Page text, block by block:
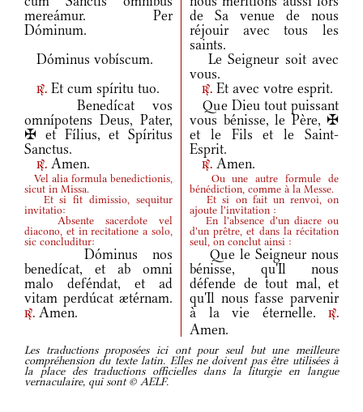
mereámur. Per
Dóminum.
de Sa venue de nous
réjouir avec tous les
saints.
Dóminus vobíscum.
Le Seigneur soit avec
vous.
r. Et cum spíritu tuo. r. Et avec votre esprit.
Benedícat vos
omnípotens Deus, Pater,
✠ et Fílius, et Spíritus
Sanctus.
Que Dieu tout puissant
vous bénisse, le Père, ✠
et le Fils et le Saint-
Esprit.
r. Amen. r. Amen.
Vel alia formula benedictionis,
sicut in Missa.
Ou une autre formule de
bénédiction, comme à la Messe.
Et si fit dimissio, sequitur
invitatio:
Et si on fait un renvoi, on
ajoute l'invitation :
Absente sacerdote vel
diacono, et in recitatione a solo,
sic concluditur:
En l'absence d'un diacre ou
d'un prêtre, et dans la récitation
seul, on conclut ainsi :
Dóminus nos
benedícat, et ab omni
malo deféndat, et ad
vitam perdúcat ætérnam.
r. Amen.
Que le Seigneur nous
bénisse, qu'Il nous
défende de tout mal, et
qu'Il nous fasse parvenir
à la vie éternelle.
r.
Amen.
Les traductions proposées ici ont pour seul but une meilleure
compréhension du texte latin. Elles ne doivent pas être utilisées à
la place des traductions officielles dans la liturgie en langue
vernaculaire, qui sont © AELF.